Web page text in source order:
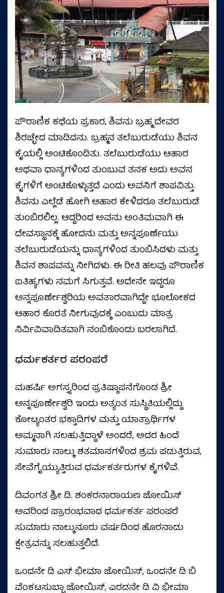
ಪೌರಾಣಿಕ ಕಥೆಯ ಪ್ರಕಾರ, ಶಿವನು ಬ್ರಹ್ಮ ದೇವರ
ಶಿರಚ್ಛೇದ ಮಾಡಿದನು. ಬ್ರಹ್ಮನ ತಲೆಬುರುಡೆಯು ಶಿವನ
ಕೈಯಲ್ಲಿ ಅಂಟಿಕೊಂಡಿತು. ತಲೆಬುರುಡೆಯು ಆಹಾರ
ಅಥವಾ ಧಾನ್ಯಗಳಿಂದ ತುಂಬುವ ತನಕ ಅದು ಅವನ
ಕೈಗಳಿಗೆ ಅಂಟಿಕೊಳ್ಳುತ್ತದೆ ಎಂದು ಅವನಿಗೆ ಶಾಪವಿತ್ತು.
ಶಿವನು ಎಲ್ಲೆಡೆ ಹೋಗಿ ಆಹಾರ ಕೇಳಿದರೂ ತಲೆಬುರುಡೆ
ತುಂಬಿರಲಿಲ್ಲ. ಆದ್ದರಿಂದ ಅವನು ಅಂತಿಮವಾಗಿ ಈ
ದೇವಸ್ಥಾನಕ್ಕೆ ಹೋದನು ಮತ್ತು ಅನ್ನಪೂರ್ಣೆಯು
ತಲೆಬುರುಡೆಯನ್ನು ಧಾನ್ಯಗಳಿಂದ ತುಂಬಿಸಿದಳು ಮತ್ತು
ಶಿವನ ಶಾಪವನ್ನು ನೀಗಿದಳು. ಈ ರೀತಿ ಹಲವು ಪೌರಾಣಿಕ
ಐತಿಹ್ಯಗಳು ನಮಗೆ ಸಿಗುತ್ತವೆ. ಅದೇನೇ ಇದ್ದರೂ
ಅನ್ನಪೂರ್ಣೇಶ್ವರಿಯ ಅವತಾರವಾಗಿದ್ದೇ ಭೂಲೋಕದ
ಆಹಾರ ಕೊರತೆ ನೀಗುವುದಕ್ಕೆ ಎಂಬುದು ಮಾತ್ರ
ನಿರ್ವಿವಿವಾದಿತವಾಗಿ ನಂಬಿಕೊಂಡು ಬರಲಾಗಿದೆ.
ಧರ್ಮಕರ್ತರ ಪರಂಪರೆ
ಮಹರ್ಷಿ ಅಗಸ್ತ್ಯರಿಂದ ಪ್ರತಿಷ್ಠಾಪನೆಗೊಂಡ ಶ್ರೀ
ಅನ್ನಪೂರ್ಣೇಶ್ವರಿ ಇಂದು ಅತ್ಯಂತ ಸುಸ್ಥಿತಿಯಲ್ಲಿದ್ದು
ಕೋಟ್ಯಂತರ ಭಕ್ತಾದಿಗಳ ಮತ್ತು ಯಾತ್ರಾರ್ಥಿಗಳ
ಅಮ್ಮನಾಗಿ ಸಲಹುತ್ತಿದ್ದಾಳೆ ಅಂದರೆ, ಅದರ ಹಿಂದೆ
ಸುಮಾರು ನಾಲ್ಕು ಶತಮಾನಗಳಿಂದ ಶ್ರಮ ಪಡುತ್ತಿರುವ,
ಸೇವೆಗೈಯ್ಯುತ್ತಿರುವ ಧರ್ಮಕರ್ತರುಗಳ ಕೈಗಳಿವೆ.
ದಿವಂಗತ ಶ್ರೀ ಡಿ. ಶಂಕರನಾರಾಯಣ ಜೋಯಿಸ್
ಅವರಿಂದ ಪ್ರಾರಂಭವಾದ ಧರ್ಮಕರ್ತ ಪರಂಪರೆ
ಸುಮಾರು ನಾಲ್ಕುನೂರು ವರ್ಷದಿಂದ ಹೊರನಾಡು
ಕ್ಷೇತ್ರವನ್ನು ಸಲಹುತ್ತಲಿದೆ.
ಒಂದನೇ ಡಿ ಎಸ್ ಭೀಮಾ ಜೋಯಿಸ್, ಒಂದನೇ ಡಿ ಬಿ
ವೆಂಕಟಸುಬ್ಬಾ ಜೋಯಿಸ್, ಎರಡನೇ ಡಿ ವಿ ಭೀಮಾ